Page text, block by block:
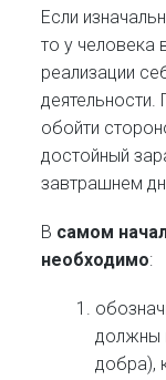
Если
то у человека
реализации
обойти
достойный
завтрашнем
В самом
необходимо:
должны
добра),